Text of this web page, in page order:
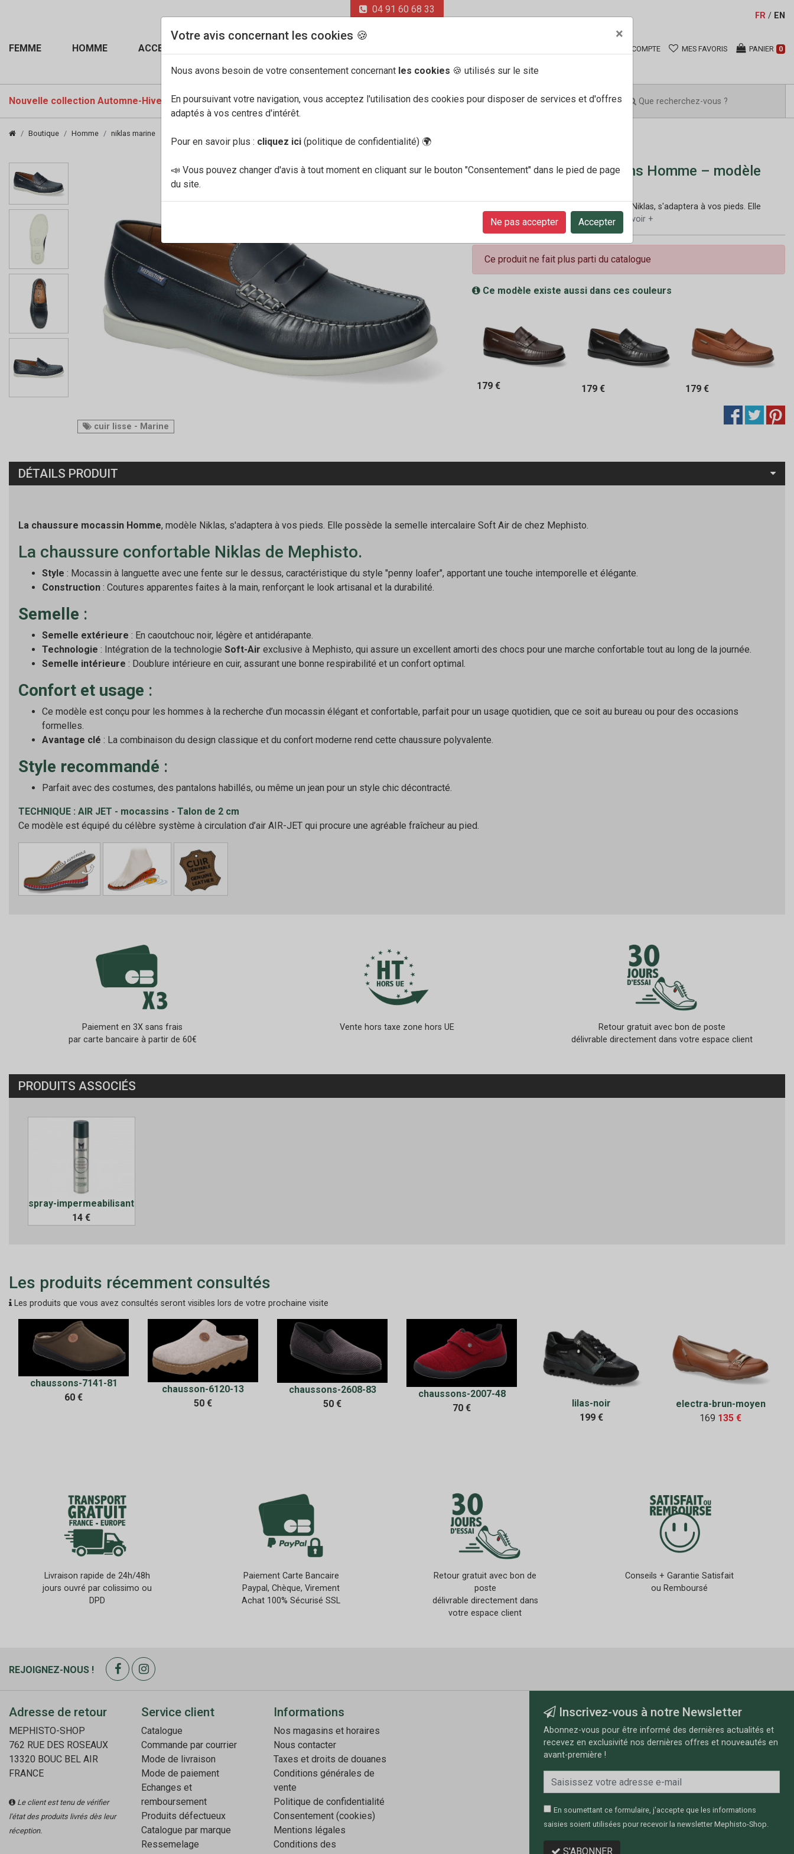
04 91 60 68 33
FR / EN
FEMME HOMME ACCESSOIRES COMPTE MES FAVORIS PANIER 0
Nouvelle collection Automne-Hiver 2026-27 PROMOTIONS
Boutique Homme niklas marine
cuir lisse - Marine
Mephisto-shop Mocassins Homme – modèle
La chaussure mocassin Homme, modèle Niklas, s'adaptera à vos pieds. Elle
possède la semelle intercalaire So...En savoir +
Ce produit ne fait plus parti du catalogue
Ce modèle existe aussi dans ces couleurs
179 € 179 € 179 €
DÉTAILS PRODUIT
La chaussure mocassin Homme, modèle Niklas, s'adaptera à vos pieds. Elle possède la semelle intercalaire Soft Air de chez Mephisto.
La chaussure confortable Niklas de Mephisto.
Style : Mocassin à languette avec une fente sur le dessus, caractéristique du style "penny loafer", apportant une touche intemporelle et élégante.
Construction : Coutures apparentes faites à la main, renforçant le look artisanal et la durabilité.
Semelle :
Semelle extérieure : En caoutchouc noir, légère et antidérapante.
Technologie : Intégration de la technologie Soft-Air exclusive à Mephisto, qui assure un excellent amorti des chocs pour une marche confortable tout au long de la journée.
Semelle intérieure : Doublure intérieure en cuir, assurant une bonne respirabilité et un confort optimal.
Confort et usage :
Ce modèle est conçu pour les hommes à la recherche d’un mocassin élégant et confortable, parfait pour un usage quotidien, que ce soit au bureau ou pour des occasions
formelles.
Avantage clé : La combinaison du design classique et du confort moderne rend cette chaussure polyvalente.
Style recommandé :
Parfait avec des costumes, des pantalons habillés, ou même un jean pour un style chic décontracté.
TECHNIQUE : AIR JET - mocassins - Talon de 2 cm
Ce modèle est équipé du célèbre système à circulation d’air AIR-JET qui procure une agréable fraîcheur au pied.
Paiement en 3X sans frais
par carte bancaire à partir de 60€
Vente hors taxe zone hors UE
Retour gratuit avec bon de poste
délivrable directement dans votre espace client
PRODUITS ASSOCIÉS
spray-impermeabilisant
14 €
Les produits récemment consultés
Les produits que vous avez consultés seront visibles lors de votre prochaine visite
chaussons-7141-81
60 €
chausson-6120-13
50 €
chaussons-2608-83
50 €
chaussons-2007-48
70 €
lilas-noir
199 €
electra-brun-moyen
169 135 €
Livraison rapide de 24h/48h
jours ouvré par colissimo ou
DPD
Paiement Carte Bancaire
Paypal, Chèque, Virement
Achat 100% Sécurisé SSL
Retour gratuit avec bon de
poste
délivrable directement dans
votre espace client
Conseils + Garantie Satisfait
ou Remboursé
REJOIGNEZ-NOUS !
Adresse de retour
MEPHISTO-SHOP
762 RUE DES ROSEAUX
13320 BOUC BEL AIR
FRANCE
Le client est tenu de vérifier
l'état des produits livrés dès leur
réception.
Service client
Catalogue
Commande par courrier
Mode de livraison
Mode de paiement
Echanges et
remboursement
Produits défectueux
Catalogue par marque
Ressemelage
Informations
Nos magasins et horaires
Nous contacter
Taxes et droits de douanes
Conditions générales de
vente
Politique de confidentialité
Consentement (cookies)
Mentions légales
Conditions des
Inscrivez-vous à notre Newsletter
Abonnez-vous pour être informé des dernières actualités et
recevez en exclusivité nos dernières offres et nouveautés en
avant-première !
En soumettant ce formulaire, j'accepte que les informations
saisies soient utilisées pour recevoir la newsletter Mephisto-Shop.
S'ABONNER
Votre avis concernant les cookies 🍪 ×
Nous avons besoin de votre consentement concernant les cookies 🍪 utilisés sur le site
En poursuivant votre navigation, vous acceptez l'utilisation des cookies pour disposer de services et d'offres
adaptés à vos centres d'intérêt.
Pour en savoir plus : cliquez ici (politique de confidentialité) 🌍
📣 Vous pouvez changer d'avis à tout moment en cliquant sur le bouton "Consentement" dans le pied de page
du site.
Ne pas accepter Accepter